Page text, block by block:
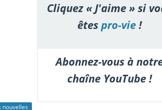
Cliquez « J'aime » si
êtespro-vie!
Abonnez-vous à
chaîne YouTube !
nouvelles